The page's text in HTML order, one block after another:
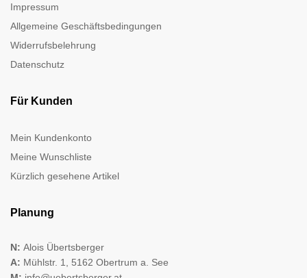
Impressum
Allgemeine Geschäftsbedingungen
Widerrufsbelehrung
Datenschutz
Für Kunden
Mein Kundenkonto
Meine Wunschliste
Kürzlich gesehene Artikel
Planung
N: Alois Übertsberger
A: Mühlstr. 1, 5162 Obertrum a. See